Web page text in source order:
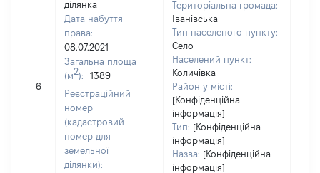
6
ділянка
Дата набуття
права:
08.07.2021
Загальна площа
(м2):
1389
Реєстраційний
номер
(кадастровий
номер для
земельної
ділянки):
Територіальна громада:
Іванівська
Тип населеного пункту:
Село
Населений пункт:
Количівка
Район у місті:
[Конфіденційна
інформація]
Тип: [Конфіденційна
інформація]
Назва: [Конфіденційна
інформація]